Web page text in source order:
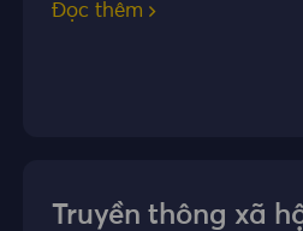
Đọc thêm
Truyền thông xã